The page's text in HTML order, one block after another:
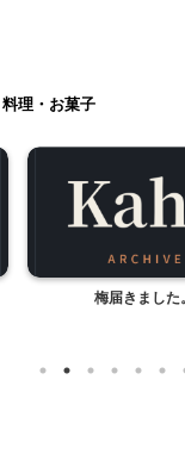
料理・お菓子
梅届きました。